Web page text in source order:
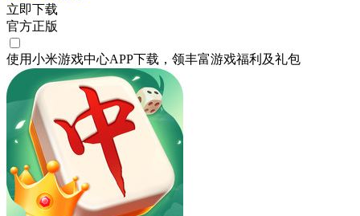
立即下载
官方正版
使用小米游戏中心APP下载 ，领丰富游戏福利 及礼包